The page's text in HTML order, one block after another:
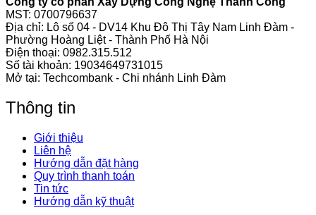
MST: 0700796637
Địa chỉ: Lô số 04 - DV14 Khu Đô Thị Tây Nam Linh Đàm -
Phường Hoàng Liệt - Thành Phố Hà Nội
Điện thoại: 0982.315.512
Số tài khoản: 19034649731015
Mở tại: Techcombank - Chi nhánh Linh Đàm
Thông tin
Giới thiệu
Liên hệ
Hướng dẫn đặt hàng
Quy trình thanh toán
Tin tức
Hướng dẫn kỹ thuật